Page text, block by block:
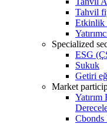
Tahvil
Etkinlik
Specialized
ESG
Sukuk
Getiri
Market
Cbonds